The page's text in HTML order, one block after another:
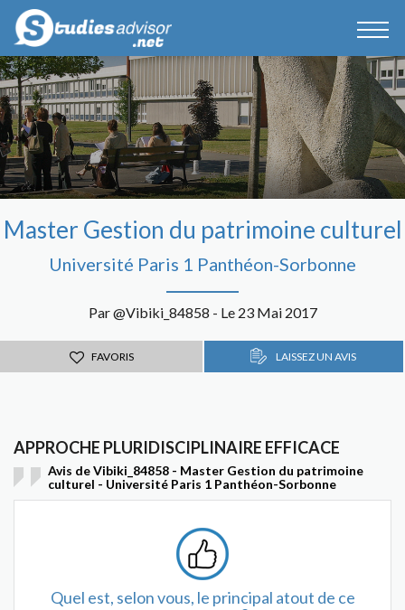
Master Gestion du patrimoine culturel
Université Paris 1 Panthéon-Sorbonne
Par @Vibiki_84858 - Le 23 Mai 2017
FAVORIS LAISSEZ UN AVIS
APPROCHE PLURIDISCIPLINAIRE EFFICACE
Avis de Vibiki_84858 - Master Gestion du patrimoine
culturel - Université Paris 1 Panthéon-Sorbonne
Quel est, selon vous, le principal atout de ce